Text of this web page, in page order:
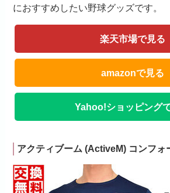
におすすめしたい野球グッズです。
楽天市場で見る
amazonで見る
Yahoo!ショッピング
アクティブーム (ActiveM) コンフォ